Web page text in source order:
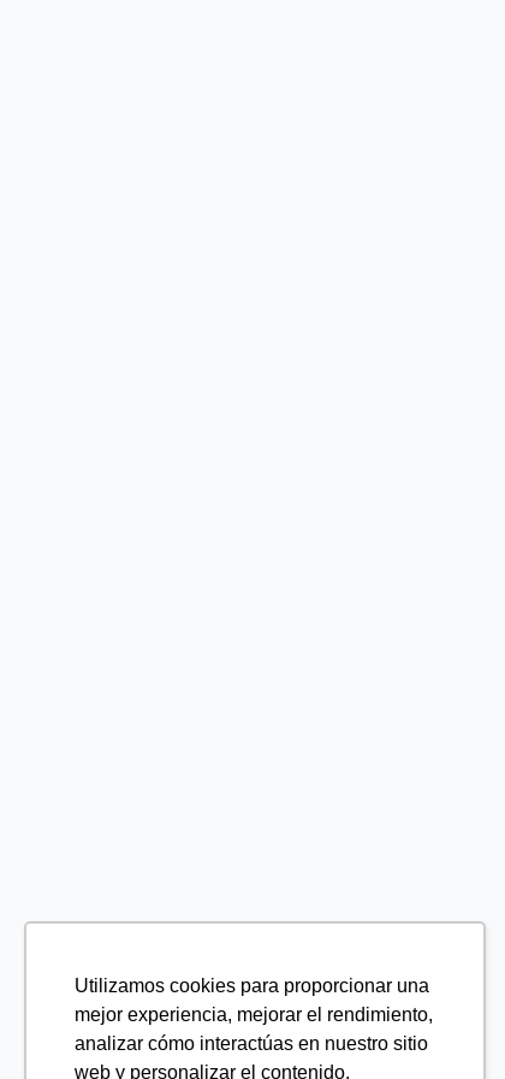
Utilizamos cookies para proporcionar una
mejor experiencia, mejorar el rendimiento,
analizar cómo interactúas en nuestro sitio
web y personalizar el contenido.